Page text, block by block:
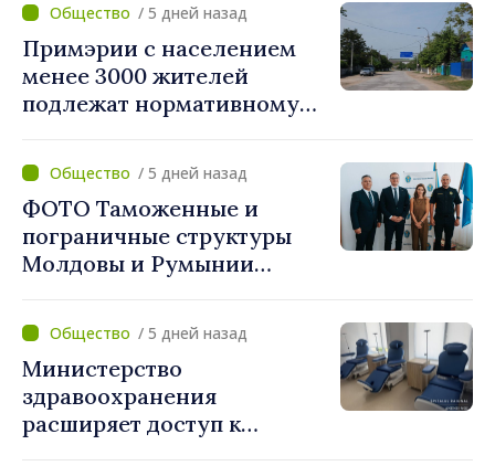
/ 5 дней назад
Примэрии с населением
менее 3000 жителей
подлежат нормативному
«Реформу нужно
завершить этой осенью»
/ 5 дней назад
ФОТО Таможенные и
пограничные структуры
Молдовы и Румынии
по разгрузке движения на
КПП "Леушены–Албица"
/ 5 дней назад
Министерство
здравоохранения
расширяет доступ к